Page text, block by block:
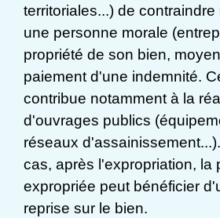
territoriales...) de
une personne morale
propriété de son bien,
paiement d'une indemnité.
contribue notamment à la
d'ouvrages publics
réseaux
cas, après l'expropriation, la
expropriée peut bénéficier
reprise sur le bien.